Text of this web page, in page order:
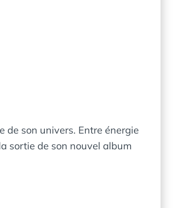
de son univers. Entre énergie
sortie de son nouvel album